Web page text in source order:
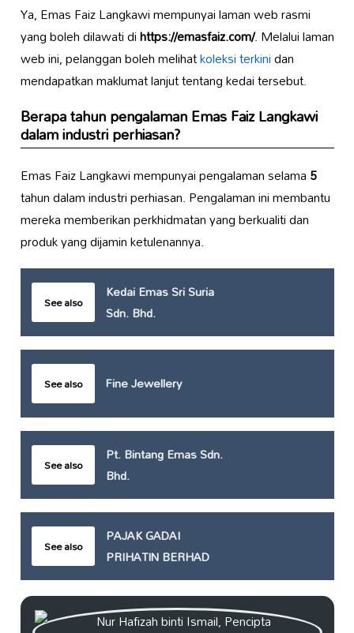
Ya, Emas Faiz Langkawi mempunyai laman web rasmi
yang boleh dilawati dihttps://emasfaiz.com/. Melalui laman
web ini, pelanggan boleh melihatkoleksi terkinidan
mendapatkan maklumat lanjut tentang kedai tersebut.
Berapa tahun pengalaman Emas Faiz Langkawi
dalam industri perhiasan?
Emas Faiz Langkawi mempunyai pengalaman selama5
tahun dalam industri perhiasan. Pengalaman ini membantu
mereka memberikan perkhidmatan yang berkualiti dan
produk yang dijamin ketulenannya.
See also
Kedai Emas Sri Suria
Sdn. Bhd.
See also Fine Jewellery
See also
Pt. Bintang Emas Sdn.
Bhd.
See also
PAJAK GADAI
PRIHATIN BERHAD